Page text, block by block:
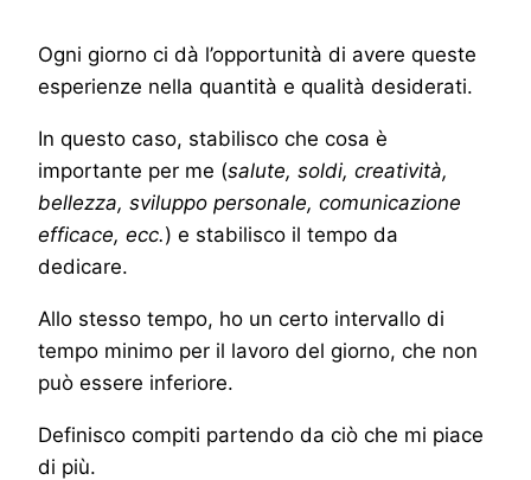
Ogni giorno ci dà l’opportunità di avere queste
esperienze nella quantità e qualità desiderati.
In questo caso, stabilisco che cosa è
importante per me (salute, soldi, creatività,
bellezza, sviluppo personale, comunicazione
efficace, ecc.) e stabilisco il tempo da
dedicare.
Allo stesso tempo, ho un certo intervallo di
tempo minimo per il lavoro del giorno, che non
può essere inferiore.
Definisco compiti partendo da ciò che mi piace
di più.